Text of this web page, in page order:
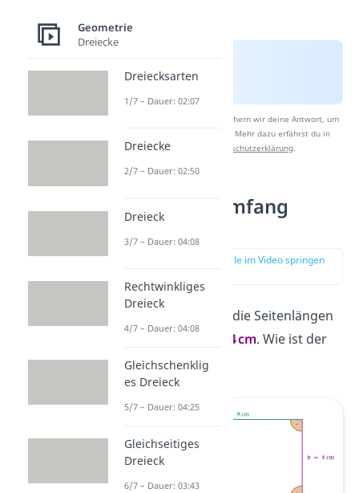
Nach Beantwortung speichern wir deine Antwort, um
Studyflix zu verbessern. Mehr dazu erfährst du in
Datenschutzerklärung.
Beispiel: Umfang
berechnen
zur Stelle im Video springen
Ein Rechteck hat die Seitenlängen
a = 9 cm
b = 4 cm. Wie ist der
Umfang?
Geometrie
Dreiecke
Dreiecksarten
1/7 – Dauer: 02:07
Dreiecke
2/7 – Dauer: 02:50
Dreieck
3/7 – Dauer: 04:08
Rechtwinkliges
Dreieck
4/7 – Dauer: 04:08
Gleichschenklig
es Dreieck
5/7 – Dauer: 04:25
Gleichseitiges
Dreieck
6/7 – Dauer: 03:43